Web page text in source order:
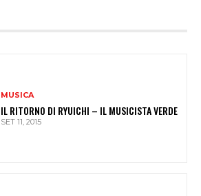
MUSICA
IL RITORNO DI RYUICHI – IL MUSICISTA VERDE
SET 11, 2015